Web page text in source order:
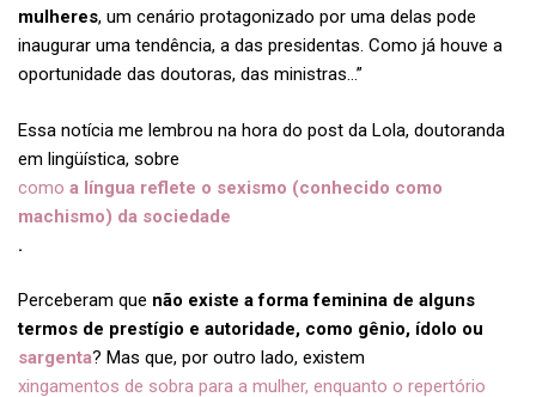
mulheres, um cenário protagonizado por uma delas pode
inaugurar uma tendência, a das presidentas. Como já houve a
oportunidade das doutoras, das ministras…”
Essa notícia me lembrou na hora do post da Lola, doutoranda
em lingüística, sobre
como a língua reflete o sexismo (conhecido como
machismo) da sociedade
.
Perceberam que não existe a forma feminina de alguns
termos de prestígio e autoridade, como gênio, ídolo ou
sargenta? Mas que, por outro lado, existem
xingamentos de sobra para a mulher, enquanto o repertório